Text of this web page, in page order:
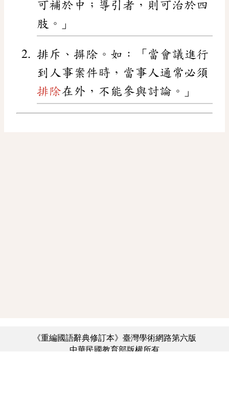
可補於中；導引者，則可治於四
肢。」
排斥、摒除。如：「當會議進行
到人事案件時，當事人通常必須
排除在外，不能參與討論。」
《重編國語辭典修訂本》臺灣學術網路第六版
中華民國教育部版權所有